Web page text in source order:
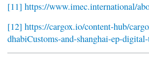
[11] https://www.imec.international/
[12] https://cargox.io/content-hub/
dhabiCustoms-and-shanghai-ep-